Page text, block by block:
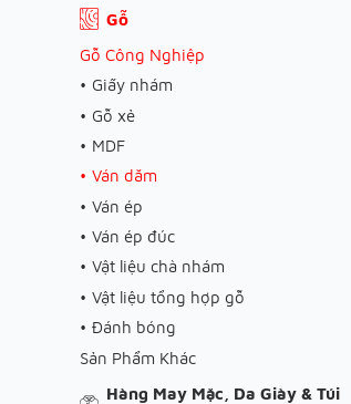
Gỗ
Gỗ Công Nghiệp
Giấy nhám
Gỗ xẻ
MDF
Ván dăm
Ván ép
Ván ép đúc
Vật liệu chà nhám
Vật liệu tổng hợp gỗ
Đánh bóng
Sản Phẩm Khác
Hàng May Mặc, Da Giày & Túi